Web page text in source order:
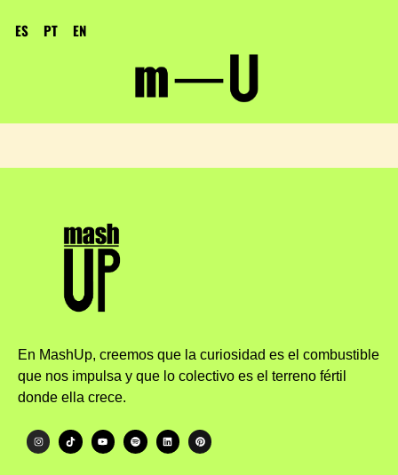
ES PT EN
En MashUp, creemos que la curiosidad es el combustible
que nos impulsa y que lo colectivo es el terreno fértil
donde ella crece.